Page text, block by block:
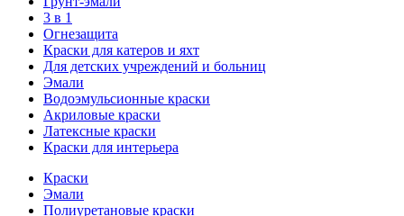
3 в 1
Огнезащита
Краски для катеров и яхт
Для детских учреждений и больниц
Эмали
Водоэмульсионные краски
Акриловые краски
Латексные краски
Краски для интерьера
Краски
Эмали
Полиуретановые краски